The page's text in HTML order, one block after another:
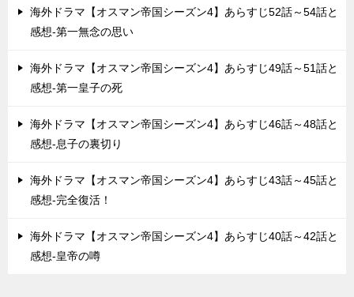
海外ドラマ【オスマン帝国シーズン4】あらすじ52話～54話と
感想-第一無念の思い
海外ドラマ【オスマン帝国シーズン4】あらすじ49話～51話と
感想-第一皇子の死
海外ドラマ【オスマン帝国シーズン4】あらすじ46話～48話と
感想-息子の裏切り
海外ドラマ【オスマン帝国シーズン4】あらすじ43話～45話と
感想-完全復活！
海外ドラマ【オスマン帝国シーズン4】あらすじ40話～42話と
感想-皇帝の噂